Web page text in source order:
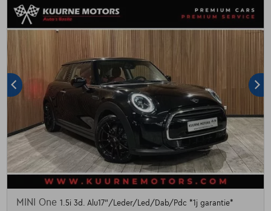
MINI One 1.5i 3d. Alu17"/Leder/Led/Dab/Pdc *1j garantie*